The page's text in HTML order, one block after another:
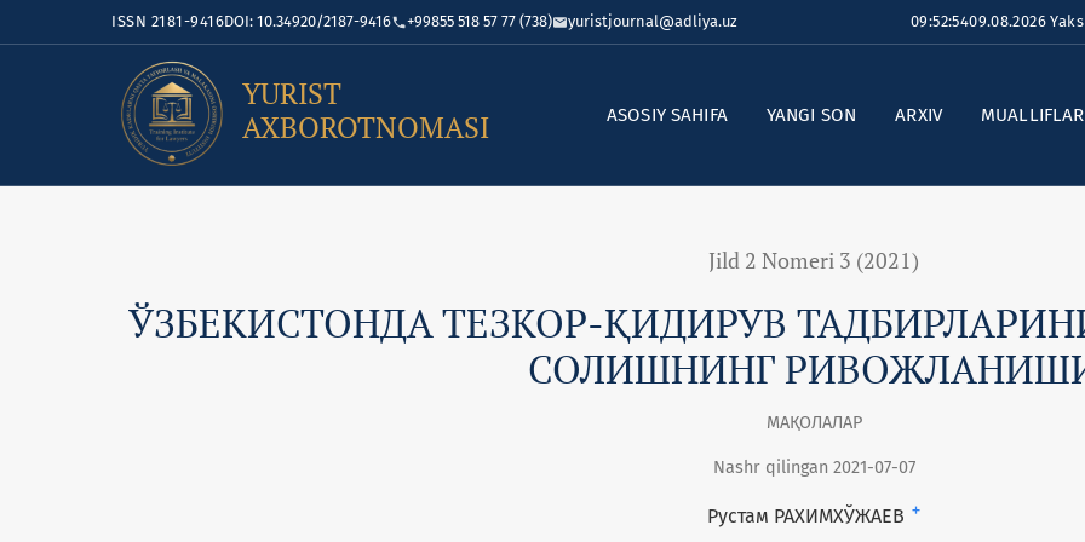
ISSN 2181-9416DOI: 10.34920/2187-9416 +99855 518 57 77 (738) yuristjournal@adliya.uz 09:52:5509.08.2026
YURIST
AXBOROTNOMASI
ASOSIY SAHIFA YANGI SON ARXIV
Jild 2 Nomeri 3 (2021)
ЎЗБЕКИСТОНДА ТЕЗКОР-ҚИДИРУВ
СОЛИШНИНГ
МАҚОЛАЛАР
Nashr qilingan 2021-07-07
Рустам РАХИМХЎЖАЕВ +